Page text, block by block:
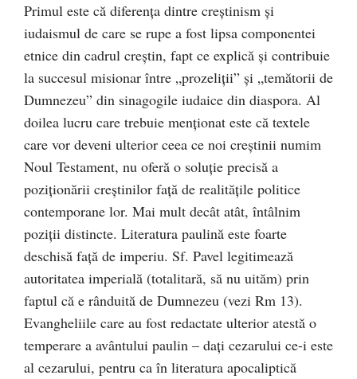
Primul este că diferenţa dintre creştinism şi
iudaismul de care se rupe a fost lipsa componentei
etnice din cadrul creştin, fapt ce explică şi contribuie
la succesul misionar între „prozeliţii” şi „temătorii de
Dumnezeu” din sinagogile iudaice din diaspora. Al
doilea lucru care trebuie menţionat este că textele
care vor deveni ulterior ceea ce noi creştinii numim
Noul Testament, nu oferă o soluţie precisă a
poziţionării creştinilor faţă de realităţile politice
contemporane lor. Mai mult decât atât, întâlnim
poziţii distincte. Literatura paulină este foarte
deschisă faţă de imperiu. Sf. Pavel legitimează
autoritatea imperială (totalitară, să nu uităm) prin
faptul că e rânduită de Dumnezeu (vezi Rm 13).
Evangheliile care au fost redactate ulterior atestă o
temperare a avântului paulin – daţi cezarului ce-i este
al cezarului, pentru ca în literatura apocaliptică